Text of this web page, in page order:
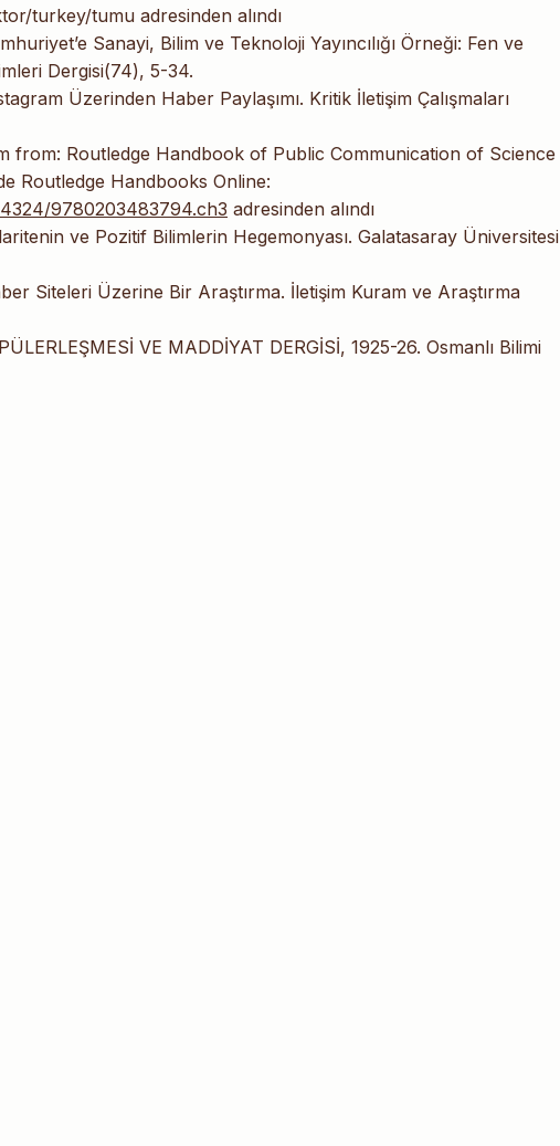
turkey/tumu adresinden alındı
Sanayi, Bilim ve Teknoloji Yayıncılığı Örneği: Fen ve
Dergisi(74), 5-34.
Üzerinden Haber Paylaşımı. Kritik İletişim Çalışmaları
from: Routledge Handbook of Public Communication of Science
Routledge Handbooks Online:
9780203483794.ch3 adresinden alındı
ve Pozitif Bilimlerin Hegemonyası. Galatasaray Üniversitesi
Siteleri Üzerine Bir Araştırma. İletişim Kuram ve Araştırma
VE MADDİYAT DERGİSİ, 1925-26. Osmanlı Bilimi